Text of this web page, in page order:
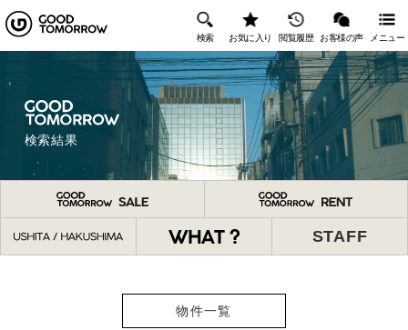
検索 お気に入り 閲覧履歴 お客様の声 メニュー
検索結果
STAFF
物件一覧